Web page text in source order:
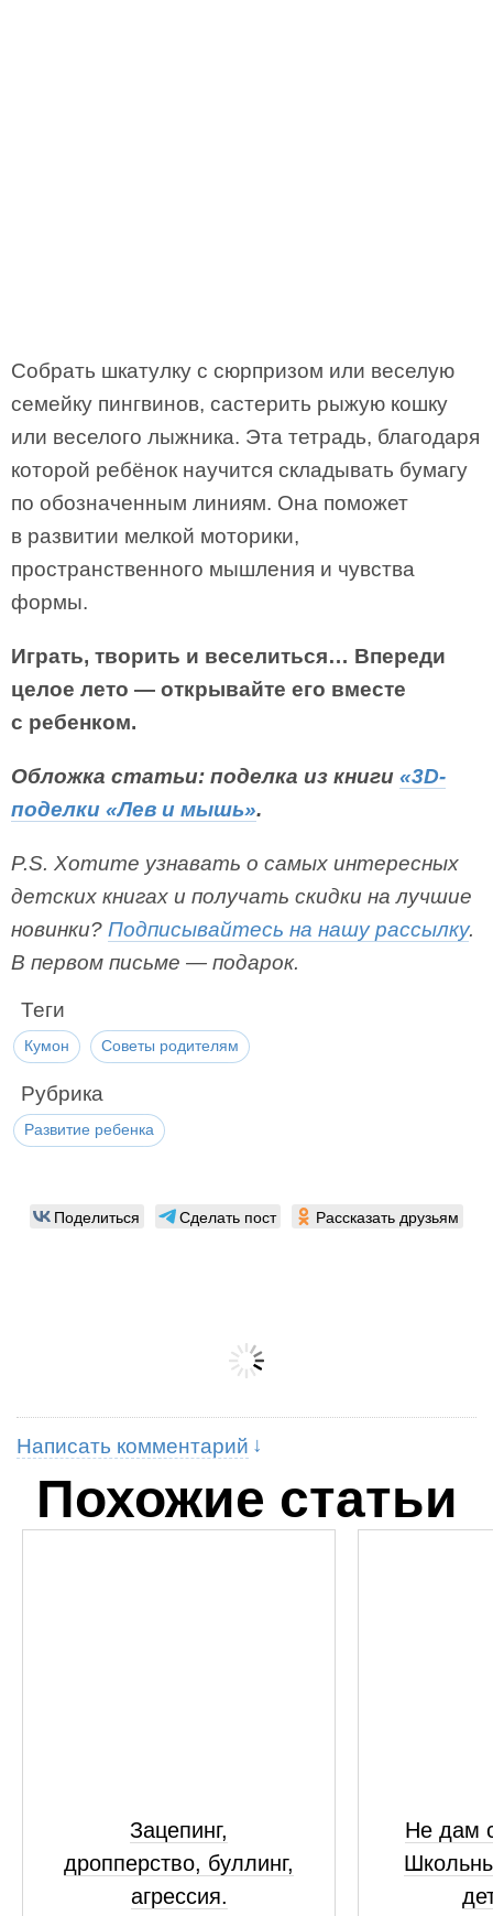
Собрать шкатулку с сюрпризом или веселую
семейку пингвинов, састерить рыжую кошку
или веселого лыжника. Эта тетрадь, благодаря
которой ребёнок научится складывать бумагу
по обозначенным линиям. Она поможет
в развитии мелкой моторики,
пространственного мышления и чувства
формы.
Играть, творить и веселиться… Впереди
целое лето — открывайте его вместе
с ребенком.
Обложка статьи: поделка из книги «3D-
поделки «Лев и мышь».
P.S. Хотите узнавать о самых интересных
детских книгах и получать скидки на лучшие
новинки? Подписывайтесь на нашу рассылку.
В первом письме — подарок.
Теги
Кумон Советы родителям
Рубрика
Развитие ребенка
Поделиться Сделать пост Рассказать друзьям
Написать комментарий
Похожие статьи
Зацепинг,
дропперство, буллинг,
агрессия.
Не дам